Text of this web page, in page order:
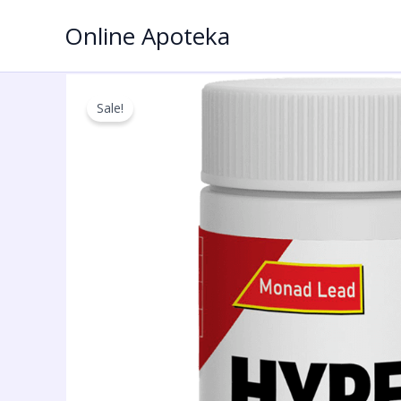
Online Apoteka
Sale!